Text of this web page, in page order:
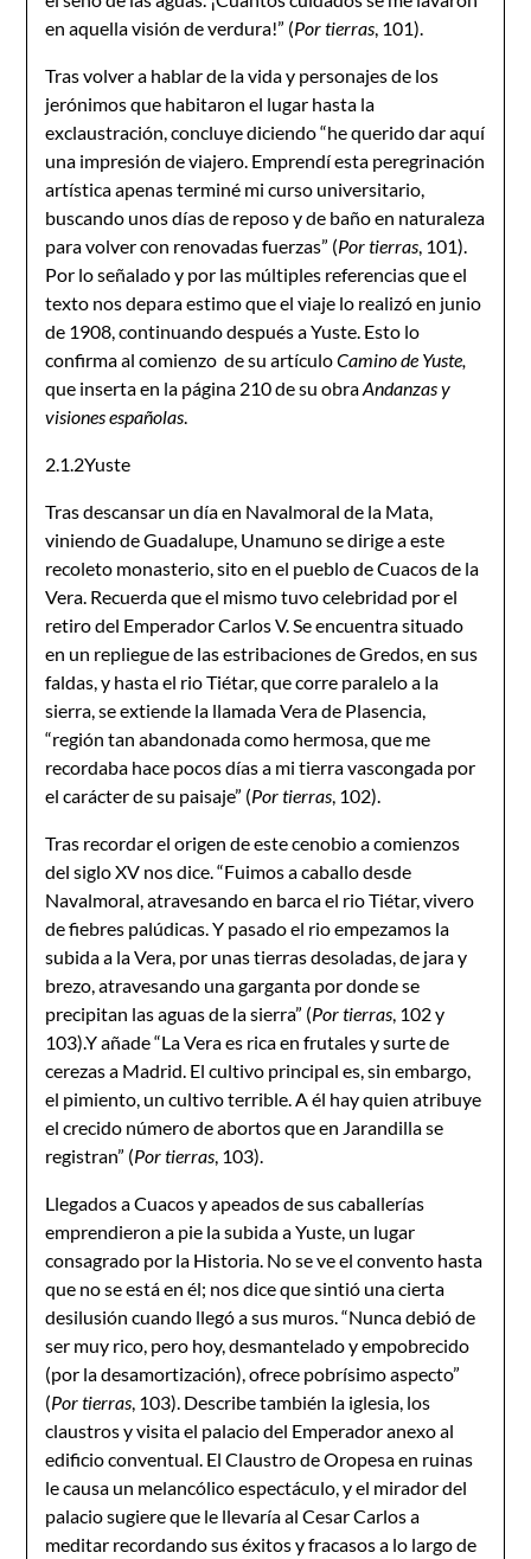
en aquella visión de verdura!” (Por tierras, 101).
Tras volver a hablar de la vida y personajes de los
jerónimos que habitaron el lugar hasta la
exclaustración, concluye diciendo “he querido dar aquí
una impresión de viajero. Emprendí esta peregrinación
artística apenas terminé mi curso universitario,
buscando unos días de reposo y de baño en naturaleza
para volver con renovadas fuerzas” (Por tierras, 101).
Por lo señalado y por las múltiples referencias que el
texto nos depara estimo que el viaje lo realizó en junio
de 1908, continuando después a Yuste. Esto lo
confirma al comienzo de su artículoCamino de Yuste,
que inserta en la página 210 de su obraAndanzas y
visiones españolas.
2.1.2Yuste
Tras descansar un día en Navalmoral de la Mata,
viniendo de Guadalupe, Unamuno se dirige a este
recoleto monasterio, sito en el pueblo de Cuacos de la
Vera. Recuerda que el mismo tuvo celebridad por el
retiro del Emperador Carlos V. Se encuentra situado
en un repliegue de las estribaciones de Gredos, en sus
faldas, y hasta el rio Tiétar, que corre paralelo a la
sierra, se extiende la llamada Vera de Plasencia,
“región tan abandonada como hermosa, que me
recordaba hace pocos días a mi tierra vascongada por
el carácter de su paisaje” (Por tierras, 102).
Tras recordar el origen de este cenobio a comienzos
del siglo XV nos dice. “Fuimos a caballo desde
Navalmoral, atravesando en barca el rio Tiétar, vivero
de fiebres palúdicas. Y pasado el rio empezamos la
subida a la Vera, por unas tierras desoladas, de jara y
brezo, atravesando una garganta por donde se
precipitan las aguas de la sierra” (Por tierras, 102 y
103).Y añade “La Vera es rica en frutales y surte de
cerezas a Madrid. El cultivo principal es, sin embargo,
el pimiento, un cultivo terrible. A él hay quien atribuye
el crecido número de abortos que en Jarandilla se
registran” (Por tierras, 103).
Llegados a Cuacos y apeados de sus caballerías
emprendieron a pie la subida a Yuste, un lugar
consagrado por la Historia. No se ve el convento hasta
que no se está en él; nos dice que sintió una cierta
desilusión cuando llegó a sus muros. “Nunca debió de
ser muy rico, pero hoy, desmantelado y empobrecido
(por la desamortización), ofrece pobrísimo aspecto”
(Por tierras, 103). Describe también la iglesia, los
claustros y visita el palacio del Emperador anexo al
edificio conventual. El Claustro de Oropesa en ruinas
le causa un melancólico espectáculo, y el mirador del
palacio sugiere que le llevaría al Cesar Carlos a
meditar recordando sus éxitos y fracasos a lo largo de